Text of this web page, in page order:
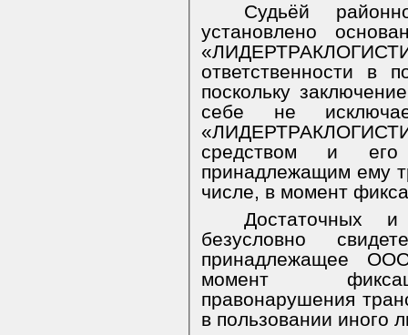
Судьёй
установлено
ответственности в
поскольку
себе не
средством и его
принадлежащим ему
числе, в момент
Достаточных и
безусловно
принадлежащее
момент
правонарушения
в пользовании иного